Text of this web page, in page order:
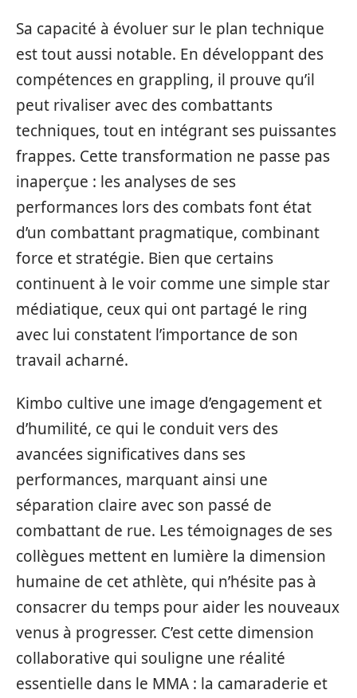
Sa capacité à évoluer sur le plan technique
est tout aussi notable. En développant des
compétences en grappling, il prouve qu’il
peut rivaliser avec des combattants
techniques, tout en intégrant ses puissantes
frappes. Cette transformation ne passe pas
inaperçue : les analyses de ses
performances lors des combats font état
d’un combattant pragmatique, combinant
force et stratégie. Bien que certains
continuent à le voir comme une simple star
médiatique, ceux qui ont partagé le ring
avec lui constatent l’importance de son
travail acharné.
Kimbo cultive une image d’engagement et
d’humilité, ce qui le conduit vers des
avancées significatives dans ses
performances, marquant ainsi une
séparation claire avec son passé de
combattant de rue. Les témoignages de ses
collègues mettent en lumière la dimension
humaine de cet athlète, qui n’hésite pas à
consacrer du temps pour aider les nouveaux
venus à progresser. C’est cette dimension
collaborative qui souligne une réalité
essentielle dans le MMA : la camaraderie et